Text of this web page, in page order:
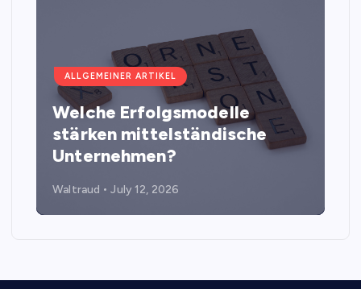
ALLGEMEINER ARTIKEL
Welche Erfolgsmodelle
stärken mittelständische
Unternehmen?
Waltraud July 12, 2026